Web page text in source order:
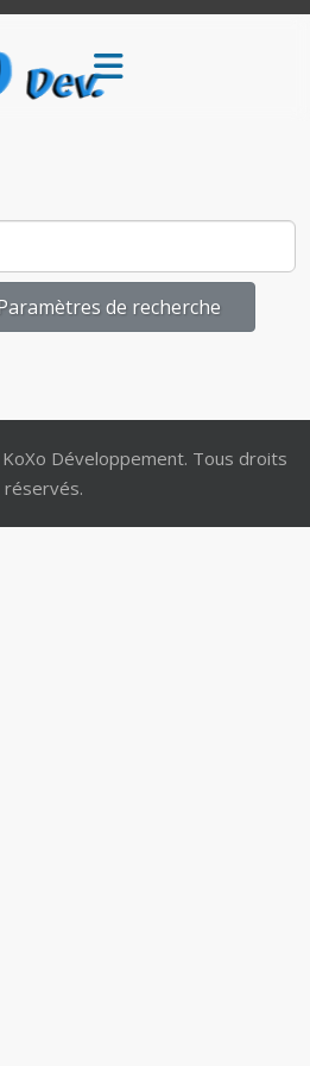
de recherche
Développement. Tous droits
réservés.